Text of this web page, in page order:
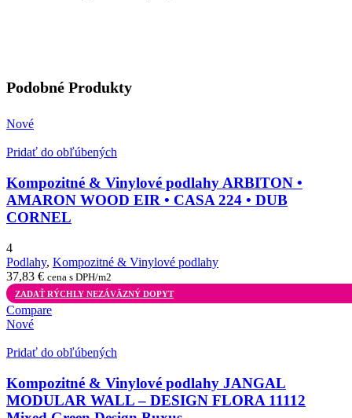
Podobné Produkty
Nové
Pridať do obľúbených
Kompozitné & Vinylové podlahy ARBITON •
AMARON WOOD EIR • CASA 224 • DUB
CORNEL
4
Podlahy, Kompozitné & Vinylové podlahy
37,83 € cena s DPH/m2
ZADAŤ RÝCHLY NEZÁVÄZNÝ DOPYT
Compare
Nové
Pridať do obľúbených
Kompozitné & Vinylové podlahy JANGAL
MODULAR WALL – DESIGN FLORA 11112